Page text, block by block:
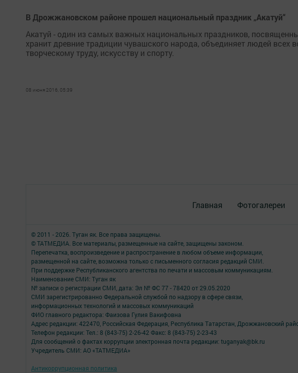
В Дрожжановском районе прошел национальный праздник „Акатуй“
Акатуй - один из самых важных национальных праздников,
хранит древние традиции чувашского народа, объединяет людей всех
творческому труду, искусству и спорту.
08 июня 2016, 05:39
Главная Фотогалереи
© 2011 - 2026. Туган як. Все права защищены.
© ТАТМЕДИА. Все материалы, размещенные на сайте, защищены законом.
Перепечатка, воспроизведение и распространение в любом объеме информации,
размещенной на сайте, возможна только с письменного согласия редакций СМИ.
При поддержке Республиканского агентства по печати и массовым коммуникациям.
Наименование СМИ: Туган як
№ записи о регистрации СМИ, дата: Эл № ФС 77 - 78420 от 29.05.2020
СМИ зарегистрированно Федеральной службой по надзору в сфере связи,
информационных технологий и массовых коммуникаций
ФИО главного редактора: Фаизова Гулия Вакифовна
Адрес редакции: 422470, Российская Федерация, Республика Татарстан, Дрожжановский
Телефон редакции: Тел.: 8 (843-75) 2-26-42 Факс: 8 (843-75) 2-23-43
Для сообщений о фактах коррупции электронная почта редакции: tuganyak@bk.ru
Учредитель СМИ: АО «ТАТМЕДИА»
Антикоррупционная политика